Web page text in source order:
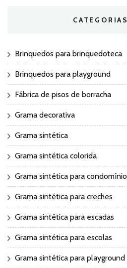
CATEGORIAS
Brinquedos para brinquedoteca
Brinquedos para playground
Fábrica de pisos de borracha
Grama decorativa
Grama sintética
Grama sintética colorida
Grama sintética para condomínio
Grama sintética para creches
Grama sintética para escadas
Grama sintética para escolas
Grama sintética para playground